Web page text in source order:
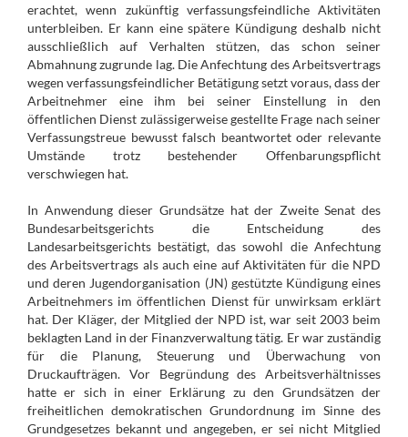
erachtet, wenn zukünftig verfassungsfeindliche Aktivitäten
unterbleiben. Er kann eine spätere Kündigung deshalb nicht
ausschließlich auf Verhalten stützen, das schon seiner
Abmahnung zugrunde lag. Die Anfechtung des Arbeitsvertrags
wegen verfassungsfeindlicher Betätigung setzt voraus, dass der
Arbeitnehmer eine ihm bei seiner Einstellung in den
öffentlichen Dienst zulässigerweise gestellte Frage nach seiner
Verfassungstreue bewusst falsch beantwortet oder relevante
Umstände trotz bestehender Offenbarungspflicht
verschwiegen hat.
In Anwendung dieser Grundsätze hat der Zweite Senat des
Bundesarbeitsgerichts die Entscheidung des
Landesarbeitsgerichts bestätigt, das sowohl die Anfechtung
des Arbeitsvertrags als auch eine auf Aktivitäten für die NPD
und deren Jugendorganisation (JN) gestützte Kündigung eines
Arbeitnehmers im öffentlichen Dienst für unwirksam erklärt
hat. Der Kläger, der Mitglied der NPD ist, war seit 2003 beim
beklagten Land in der Finanzverwaltung tätig. Er war zuständig
für die Planung, Steuerung und Überwachung von
Druckaufträgen. Vor Begründung des Arbeitsverhältnisses
hatte er sich in einer Erklärung zu den Grundsätzen der
freiheitlichen demokratischen Grundordnung im Sinne des
Grundgesetzes bekannt und angegeben, er sei nicht Mitglied